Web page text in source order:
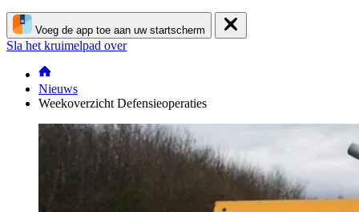
Voeg de app toe aan uw startscherm
Sla het kruimelpad over
Nieuws
Weekoverzicht Defensieoperaties